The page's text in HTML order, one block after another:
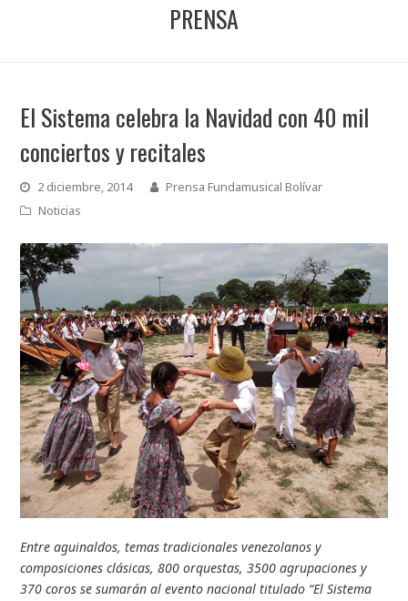
PRENSA
El Sistema celebra la Navidad con 40 mil
conciertos y recitales
2 diciembre, 2014
Prensa Fundamusical Bolívar
Noticias
Entre aguinaldos, temas tradicionales venezolanos y
composiciones clásicas, 800 orquestas, 3500 agrupaciones y
370 coros se sumarán al evento nacional titulado “El Sistema